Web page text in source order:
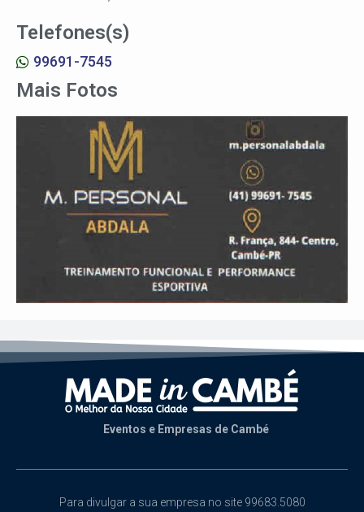
Telefones(s)
99691-7545
Mais Fotos
Eventos e Empresas de Cambé
Para divulgar a sua empresa no site 99683.5080